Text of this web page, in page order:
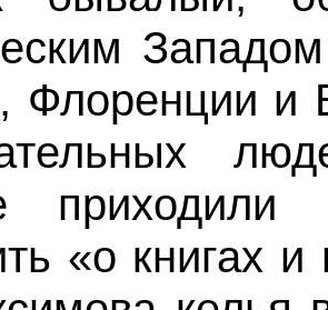
Флоренции и
«о книгах